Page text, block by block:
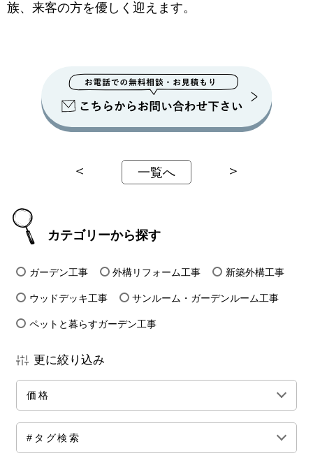
族、来客の方を優しく迎えます。
＜ 一覧へ ＞
カテゴリーから探す
ガーデン工事 外構リフォーム工事 新築外構工事
ウッドデッキ工事 サンルーム・ガーデンルーム工事
ペットと暮らすガーデン工事
更に絞り込み
価格
全ての価格帯
150万円前後 200万円前後 250万円前後
#タグ検索